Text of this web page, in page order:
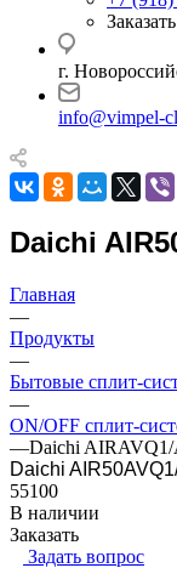
г.
info@vimpel-
Daichi
Главная
—
Продукты
—
Бытовые сплит-
—
ON/OFF сплит-
—Daichi
Daichi
55100
В наличии
Заказать
Задать вопрос